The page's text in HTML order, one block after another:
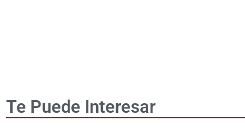
Te Puede Interesar